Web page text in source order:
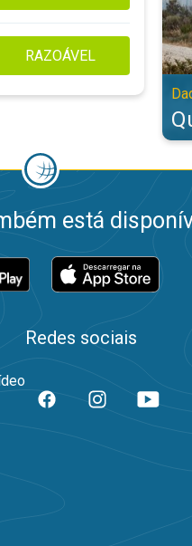
RAZOÁVEL
está
Redes sociais